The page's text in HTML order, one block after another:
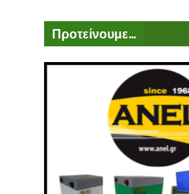
Προτείνουμε...